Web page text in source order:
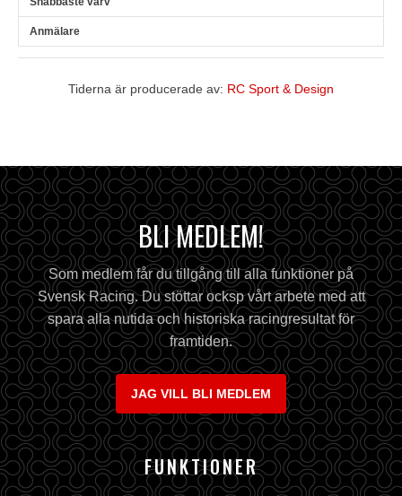
Tiderna är producerade av: RC Sport & Design
BLI MEDLEM!
Som medlem får du tillgång till alla funktioner på
Svensk Racing. Du stöttar ocksp vårt arbete med att
spara alla nutida och historiska racingresultat för
framtiden.
JAG VILL BLI MEDLEM
FUNKTIONER